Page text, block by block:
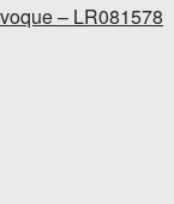
– LR081578